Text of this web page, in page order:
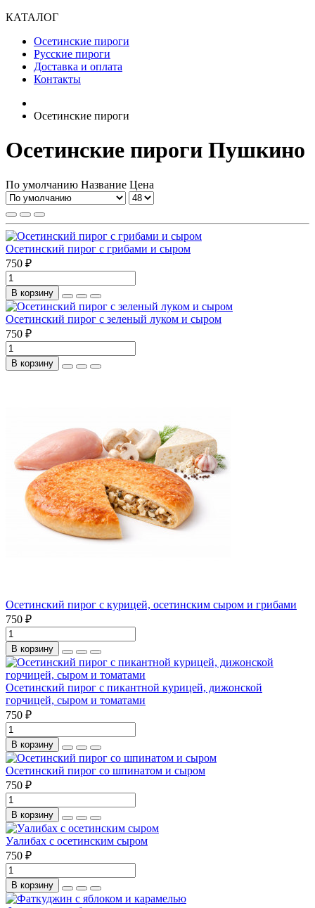
КАТАЛОГ
Осетинские пироги
Русские пироги
Доставка и оплата
Контакты
Осетинские пироги
Осетинские пироги Пушкино
По умолчанию Название Цена
Осетинский пирог с грибами и сыром
750 ₽
В корзину
Осетинский пирог с зеленый луком и сыром
750 ₽
В корзину
Осетинский пирог с курицей, осетинским сыром и грибами
750 ₽
В корзину
Осетинский пирог с пикантной курицей, дижонской
горчицей, сыром и томатами
750 ₽
В корзину
Осетинский пирог со шпинатом и сыром
750 ₽
В корзину
Уалибах с осетинским сыром
750 ₽
В корзину